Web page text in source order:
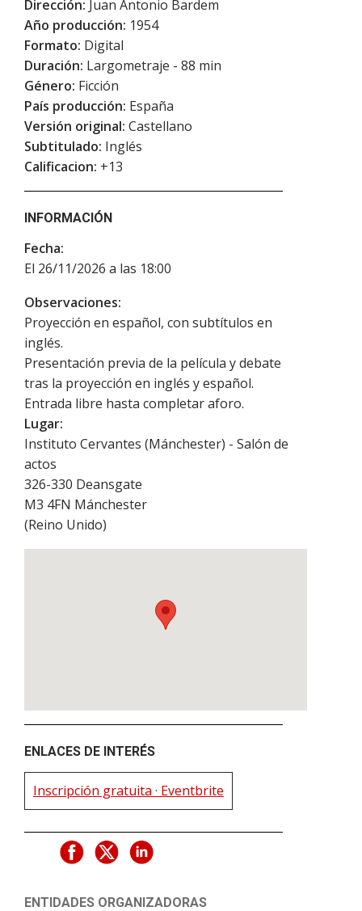
Dirección: Juan Antonio Bardem
Año producción: 1954
Formato: Digital
Duración: Largometraje - 88 min
Género: Ficción
País producción: España
Versión original: Castellano
Subtitulado: Inglés
Calificacion: +13
INFORMACIÓN
Fecha:
El 26/11/2026 a las 18:00
Observaciones:
Proyección en español, con subtítulos en
inglés.
Presentación previa de la película y debate
tras la proyección en inglés y español.
Entrada libre hasta completar aforo.
Lugar:
Instituto Cervantes (Mánchester) - Salón de
actos
326-330 Deansgate
M3 4FN Mánchester
(Reino Unido)
ENLACES DE INTERÉS
Inscripción gratuita · Eventbrite
ENTIDADES ORGANIZADORAS